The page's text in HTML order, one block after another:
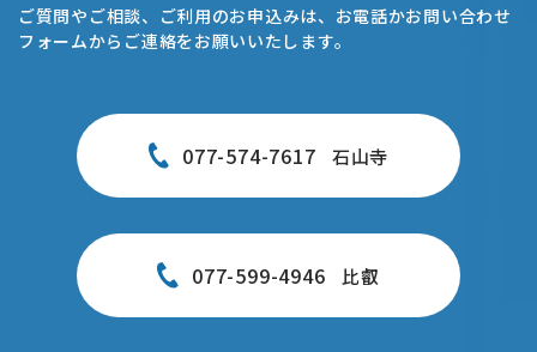
ご質問やご相談、ご利用のお申込みは、お電話かお問い合わせ
フォームからご連絡をお願いいたします。
077-574-7617 石山寺
077-599-4946 比叡